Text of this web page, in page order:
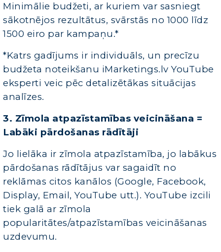
Minimālie budžeti, ar kuriem var sasniegt
sākotnējos rezultātus, svārstās no 1000 līdz
1500 eiro par kampaņu.*
*Katrs gadījums ir individuāls, un precīzu
budžeta noteikšanu iMarketings.lv YouTube
eksperti veic pēc detalizētākas situācijas
analīzes.
3. Zīmola atpazīstamības veicināšana =
Labāki pārdošanas rādītāji
Jo lielāka ir zīmola atpazīstamība, jo labākus
pārdošanas rādītājus var sagaidīt no
reklāmas citos kanālos (Google, Facebook,
Display, Email, YouTube utt.). YouTube izcili
tiek galā ar zīmola
popularitātes/atpazīstamības veicināšanas
uzdevumu.